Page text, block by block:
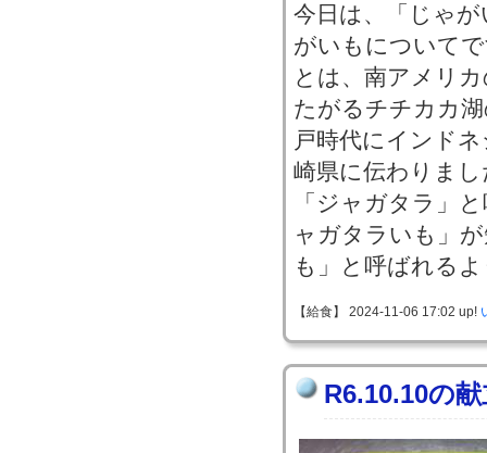
今日は、「じゃ
がいもについて
とは、南アメリ
たがるチチカカ
戸時代にインド
崎県に伝わりま
「ジャガタラ」
ャガタラいも」
も」と呼ばれる
【給食】 2024-11-06 17:02 up!
R6.10.10の